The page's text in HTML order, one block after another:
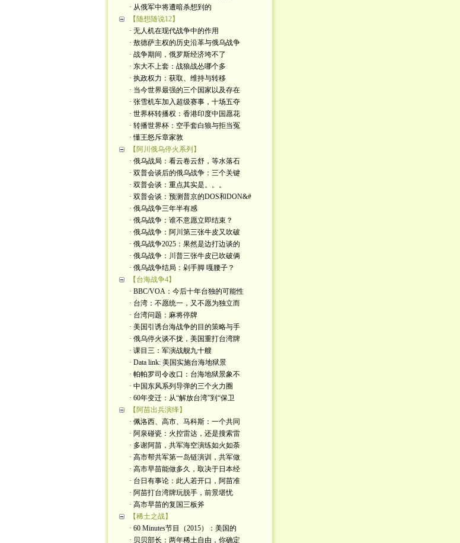
· 从俄军中将遭暗杀想到的
【随想随说12】
· 无人机在现代战争中的作用
· 敖德萨主权的历史沿革与俄乌战争
· 战争期间，俄罗斯经济垮不了
· 东大不上套：战狼战怂哪个多
· 执政权力：获取、维持与转移
· 当今世界最强的三个国家以及存在
· 张雪机车加入超级赛事，十场五夺
· 世界杯转播权：香港印度中国愿花
· 转播世界杯：空手套白狼与拒当冤
· 懂王怒斥章家敦
【阿川俄乌停火系列】
· 俄乌战局：看云卷云舒，等水落石
· 双普会谈后的俄乌战争：三个关键
· 双普会谈：重点其实是。。。
· 双普会谈：预测普京的DOS和DON&#
· 俄乌战争三年半有感
· 俄乌战争：谁不意愿立即结束？
· 俄乌战争：阿川第三张牛皮又吹破
· 俄乌战争2025：果然是边打边谈的
· 俄乌战争：川普三张牛皮已吹破俩
· 俄乌战争结局：剁手脚 嘎腰子？
【台海战争4】
· BBC/VOA：今后十年台独的可能性
· 台湾：不愿统一，又不愿为独立而
· 台湾问题：麻将停牌
· 美国引诱台海战争的目的策略与手
· 俄乌停火谈不拢，美国重打台湾牌
· 课目三：军演战舰九十艘
· Data link: 美国实施台海地狱景
· 帕帕罗司令改口：台海地狱景象不
· 中国东风系列导弹的三个火力圈
· 60年变迁：从“解放台湾”到“保卫
【阿苗出兵演绎】
· 佩洛西、高市、马科斯：一个共同
· 阿泉碰瓷：火控雷达，还是搜索雷
· 多谢阿苗，共军海空演练如火如荼
· 高市帮共军第一岛链演训，共军做
· 高市早苗能做多久，取决于日本经
· 台日有事论：此人若开口，阿苗准
· 阿苗打台湾牌玩脱手，前景堪忧
· 高市早苗的复国三板斧
【稀土之战】
· 60 Minutes节目（2015）：美国的
· 贝贝部长：两年稀土自由，你确定